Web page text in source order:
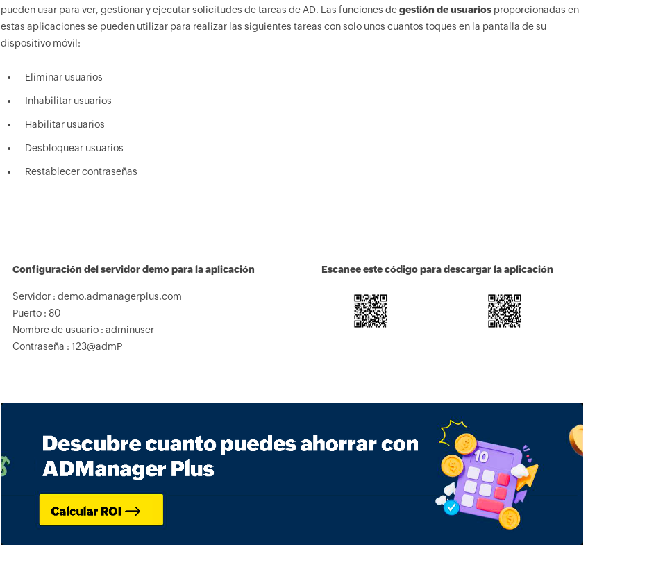
pueden usar para ver, gestionar y ejecutar solicitudes de tareas de AD. Las funciones degestión de usuariosproporcionadas en
estas aplicaciones se pueden utilizar para realizar las siguientes tareas con solo unos cuantos toques en la pantalla de su
dispositivo móvil:
Eliminar usuarios
Inhabilitar usuarios
Habilitar usuarios
Desbloquear usuarios
Restablecer contraseñas
Configuración del servidor demo para la aplicación
Servidor : demo.admanagerplus.com
Puerto : 80
Nombre de usuario : adminuser
Contraseña : 123@admP
Escanee este código para descargar la aplicación